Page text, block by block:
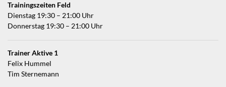
Trainingszeiten Feld
Dienstag 19:30 – 21:00 Uhr
Donnerstag 19:30 – 21:00 Uhr
Trainer Aktive 1
Felix Hummel
Tim Sternemann